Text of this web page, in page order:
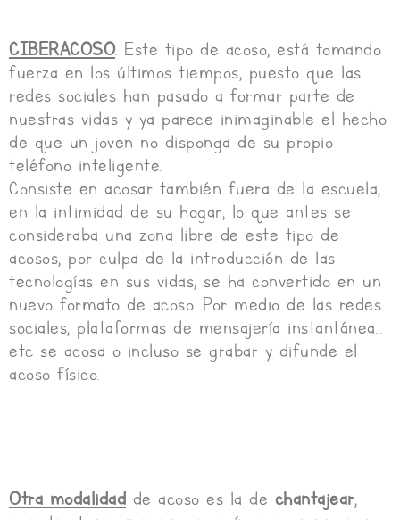
CIBERACOSO. Este tipo de acoso, está tomando
fuerza en los últimos tiempos, puesto que las
redes sociales han pasado a formar parte de
nuestras vidas y ya parece inimaginable el hecho
de que un joven no disponga de su propio
teléfono inteligente.
Consiste en acosar también fuera de la escuela,
en la intimidad de su hogar, lo que antes se
consideraba una zona libre de este tipo de
acosos, por culpa de la introducción de las
tecnologías en sus vidas, se ha convertido en un
nuevo formato de acoso. Por medio de las redes
sociales, plataformas de mensajería instantánea…
etc se acosa o incluso se grabar y difunde el
acoso físico.
Otra modalidad de acoso es la de chantajear,